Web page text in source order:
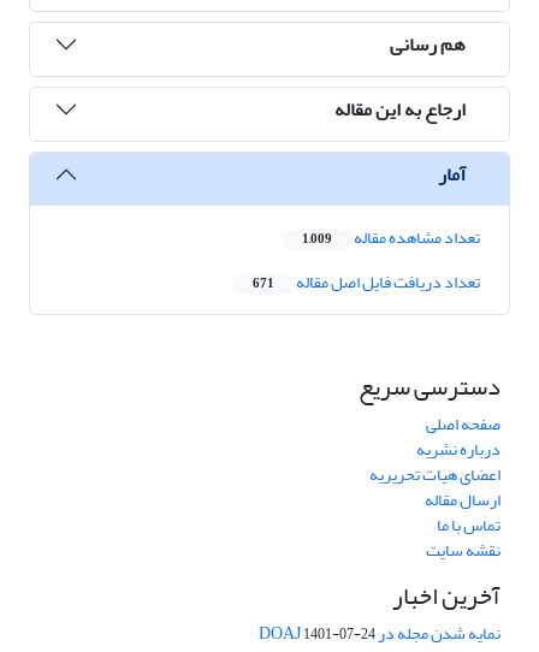
هم رسانی
ارجاع به این مقاله
آمار
تعداد مشاهده مقاله 1,009
تعداد دریافت فایل اصل مقاله 671
دسترسی سریع
صفحه اصلی
درباره نشریه
اعضای هیات تحریریه
ارسال مقاله
تماس با ما
نقشه سایت
آخرین اخبار
نمایه شدن مجله در DOAJ1401-07-24